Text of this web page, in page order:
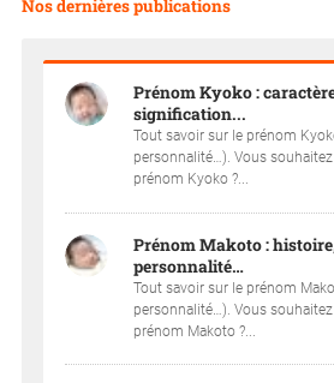
Nos dernières publications
Prénom Kyoko :
signification...
Tout savoir sur le prénom
personnalité…). Vous
prénom Kyoko ?...
Prénom Makoto :
personnalité…
Tout savoir sur le prénom
personnalité…). Vous
prénom Makoto ?...